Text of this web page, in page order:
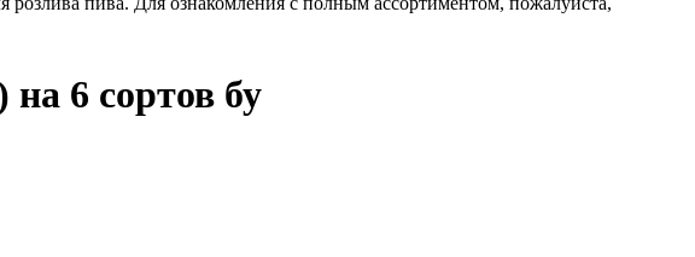
6 сортов бу